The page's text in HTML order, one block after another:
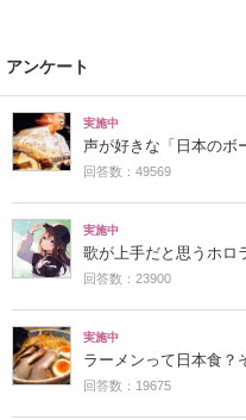
アンケート
実施中
声が好きな「日本のボ
回答数：49569
実施中
歌が上手だと思うホロ
回答数：23900
実施中
ラーメンって日本食？
回答数：19675